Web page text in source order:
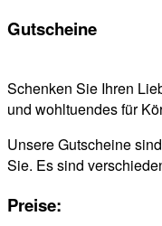
Gutscheine
Schenken Sie Ihren
und wohltuendes für
Unsere Gutscheine
Sie. Es sind
Preise: